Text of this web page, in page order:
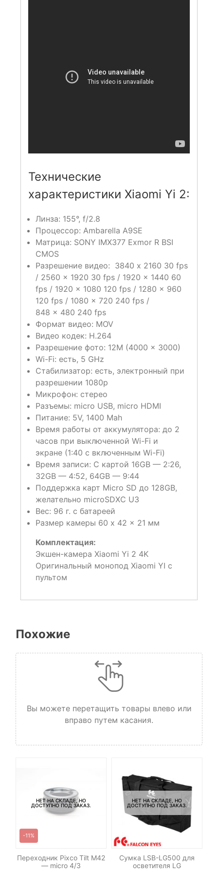
Технические
характеристики Xiaomi Yi 2:
Линза: 155°, f/2.8
Процессор: Ambarella A9SE
Матрица: SONY IMX377 Exmor R BSI
CMOS
Разрешение видео: 3840 x 2160 30 fps
/ 2560 x 1920 30 fps / 1920 x 1440 60
fps / 1920 x 1080 120 fps / 1280 x 960
120 fps / 1080 x 720 240 fps /
848 x 480 240 fps
Формат видео: MOV
Видео кодек: H.264
Разрешение фото: 12M (4000 x 3000)
Wi-Fi: есть, 5 GHz
Стабилизатор: есть, электронный при
разрешении 1080p
Микрофон: стерео
Разъемы: micro USB, micro HDMI
Питание: 5V, 1400 Mah
Время работы от аккумулятора: до 2
часов при выключенной Wi-Fi и
экране (1:40 c включенным Wi-Fi)
Время записи: С картой 16GB — 2:26,
32GB — 4:52, 64GB — 9:44
Поддержка карт Micro SD до 128GB,
желательно microSDXC U3
Вес: 96 г. с батареей
Размер камеры 60 x 42 x 21 мм
Комплектация:
Экшен-камера Xiaomi Yi 2 4K
Оригинальный монопод Xiaomi YI с
пультом
Похожие
Вы можете перетащить товары влево или
вправо путем касания.
НЕТ НА СКЛАДЕ, НО
ДОСТУПНО ПОД ЗАКАЗ.
-11%
Переходник Pixco Tilt M42
— micro 4/3
НЕТ НА СКЛАДЕ, НО
ДОСТУПНО ПОД ЗАКАЗ.
Сумка LSB-LG500 для
осветителя LG